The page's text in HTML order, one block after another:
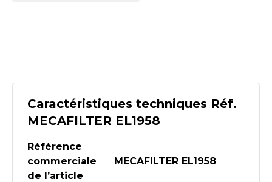
Caractéristiques techniques Réf.
MECAFILTER EL1958
Référence
commerciale
de l’article
MECAFILTER EL1958